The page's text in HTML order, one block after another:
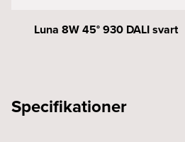
Luna 8W 45° 930 DALI svart
Specifikationer